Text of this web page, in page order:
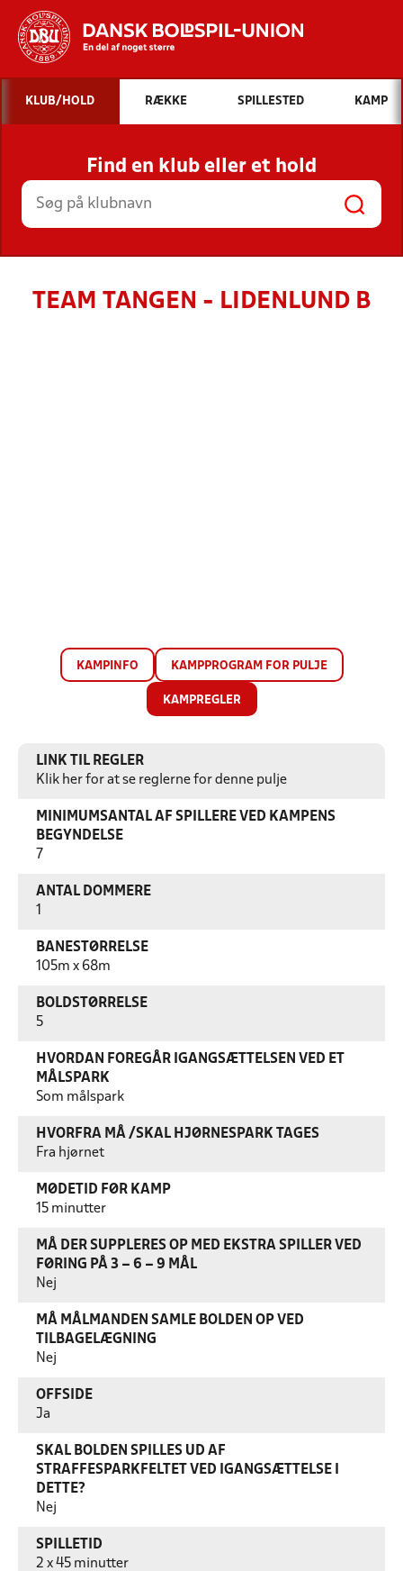
Hvad vil du søge efter?
INDHOLD OG NYHEDER
STILLINGER, RESULTATER, KLUBBER OG
HOLD
KLUB/HOLD RÆKKE SPILLESTED KAMP
Find en klub eller et hold
TEAM TANGEN - LIDENLUND B
KAMPINFO KAMPPROGRAM FOR PULJE
KAMPREGLER
LINK TIL REGLER
Klik her for at se reglerne for denne pulje
MINIMUMSANTAL AF SPILLERE VED KAMPENS
BEGYNDELSE
7
ANTAL DOMMERE
BANESTØRRELSE
105m x 68m
BOLDSTØRRELSE
5
HVORDAN FOREGÅR IGANGSÆTTELSEN VED ET
MÅLSPARK
Som målspark
HVORFRA MÅ /SKAL HJØRNESPARK TAGES
Fra hjørnet
MØDETID FØR KAMP
15 minutter
MÅ DER SUPPLERES OP MED EKSTRA SPILLER VED
FØRING PÅ 3 – 6 – 9 MÅL
Nej
MÅ MÅLMANDEN SAMLE BOLDEN OP VED
TILBAGELÆGNING
Nej
OFFSIDE
Ja
SKAL BOLDEN SPILLES UD AF
STRAFFESPARKFELTET VED IGANGSÆTTELSE I
DETTE?
Nej
SPILLETID
2 x 45 minutter